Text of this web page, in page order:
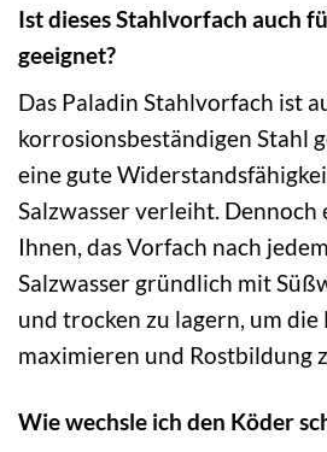
Ist dieses Stahlvorfach auch
geeignet?
Das Paladin Stahlvorfach ist
korrosionsbeständigen Stahl
eine gute
Salzwasser verleiht.
Ihnen, das Vorfach nach
Salzwasser gründlich mit
und trocken zu lagern, um die
maximieren und Rostbildung
Wie wechsle ich den Köder